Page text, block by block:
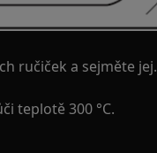
ručiček a sejměte jej.
teplotě 300 °C.